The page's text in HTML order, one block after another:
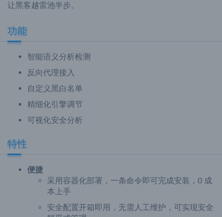
让黑客越雷池半步。
功能
智能语义分析检测
反向代理接入
自定义黑白名单
精细化引擎调节
可视化安全分析
特性
便捷
采用容器化部署，一条命令即可完成安装，0 成
本上手
安全配置开箱即用，无需人工维护，可实现安全